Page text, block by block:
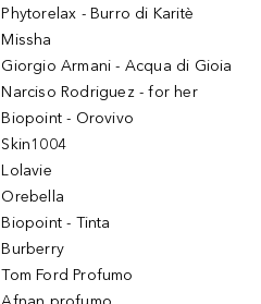
Phytorelax - Burro di Karitè
Missha
Giorgio Armani - Acqua di Gioia
Narciso Rodriguez - for her
Biopoint - Orovivo
Skin1004
Lolavie
Orebella
Biopoint - Tinta
Burberry
Tom Ford Profumo